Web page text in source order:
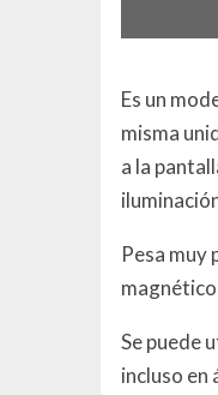
Es un
misma
a la
Pesa muy
Se puede
incluso en